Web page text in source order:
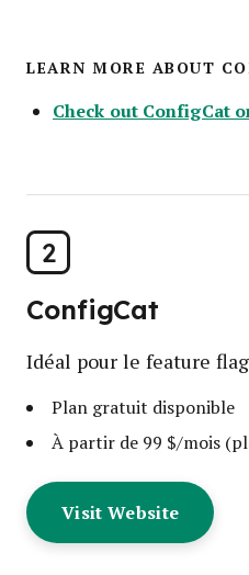
LEARN MORE ABOUT
Check out ConfigCat
2
ConfigCat
Idéal pour le feature
Plan gratuit disponible
À partir de 99 $/mois
Visit Website